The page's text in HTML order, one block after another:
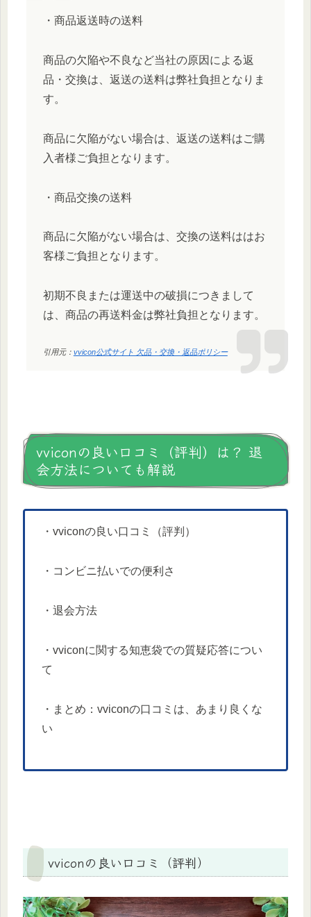
・商品返送時の送料
商品の欠陥や不良など当社の原因による返
品・交換は、返送の送料は弊社負担となりま
す。
商品に欠陥がない場合は、返送の送料はご購
入者様ご負担となります。
・商品交換の送料
商品に欠陥がない場合は、交換の送料ははお
客様ご負担となります。
初期不良または運送中の破損につきまして
は、商品の再送料金は弊社負担となります。
引用元： vvicon公式サイト 欠品・交換・返品ポリシー
vviconの良い口コミ（評判）は？ 退
会方法についても解説
・vviconの良い口コミ（評判）
・コンビニ払いでの便利さ
・退会方法
・vviconに関する知恵袋での質疑応答につい
て
・まとめ：vviconの口コミは、あまり良くな
い
vviconの良い口コミ（評判）